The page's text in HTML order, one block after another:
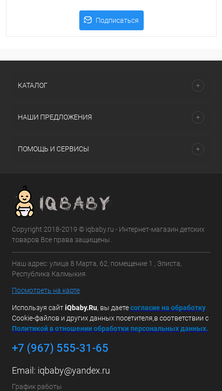
Подписаться
КАТАЛОГ
НАШИ ПРЕДЛОЖЕНИЯ
ПОМОЩЬ И СЕРВИСЫ
Copyright 2018-2019 © iqbaby.ru - Интернет-магазин детских
товаров Все права защищены.
Наш адрес: улица 8 Марта, 62, помещение 1 , Элиста,
Республика Калмыкия
Посмотреть на карте
Используя сайтiQbaby.Ru, вы даетесогласие на обработку
Cookie-файлов и других данных посетителя,в соответствии с
Политикой в отношении обработки персональных данных.
+7 (967) 555-31-65
Email: iqbaby@yandex.ru
График работы